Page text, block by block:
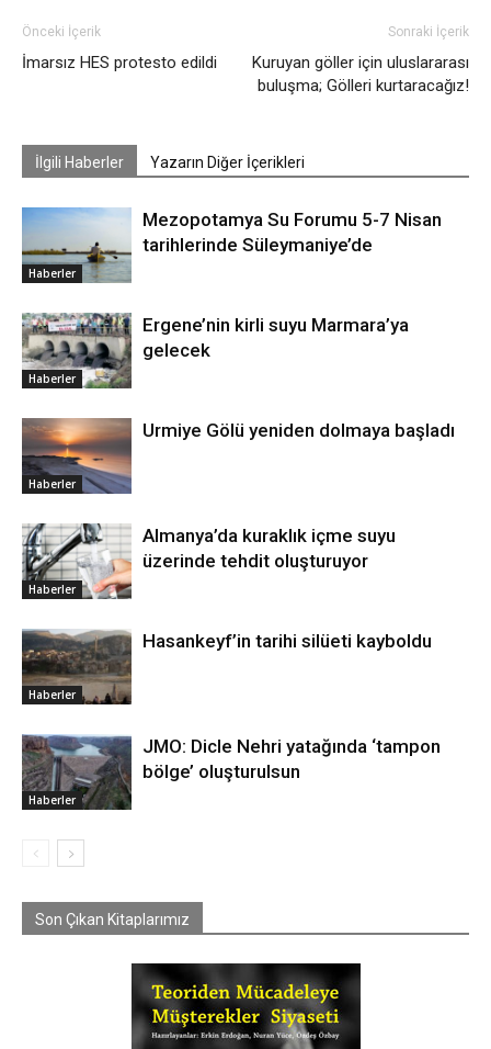
Önceki İçerik
İmarsız HES protesto edildi
Sonraki İçerik
Kuruyan göller için uluslararası
buluşma; Gölleri kurtaracağız!
İlgili Haberler Yazarın Diğer İçerikleri
Haberler
Mezopotamya Su Forumu 5-7 Nisan
tarihlerinde Süleymaniye’de
Haberler
Ergene’nin kirli suyu Marmara’ya
gelecek
Haberler
Urmiye Gölü yeniden dolmaya başladı
Haberler
Almanya’da kuraklık içme suyu
üzerinde tehdit oluşturuyor
Haberler
Hasankeyf’in tarihi silüeti kayboldu
Haberler
JMO: Dicle Nehri yatağında ‘tampon
bölge’ oluşturulsun
Son Çıkan Kitaplarımız